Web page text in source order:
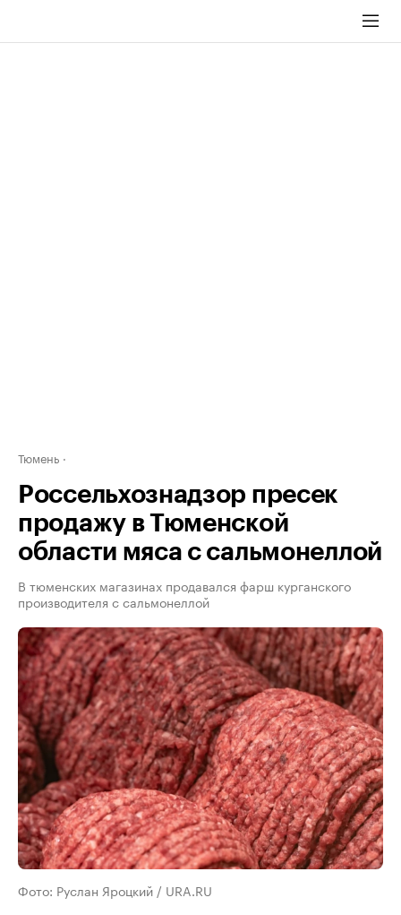
Тюмень
Россельхознадзор пресек
продажу в Тюменской
области мяса с сальмонеллой
В тюменских магазинах продавался фарш курганского
производителя с сальмонеллой
Фото: Руслан Яроцкий / URA.RU